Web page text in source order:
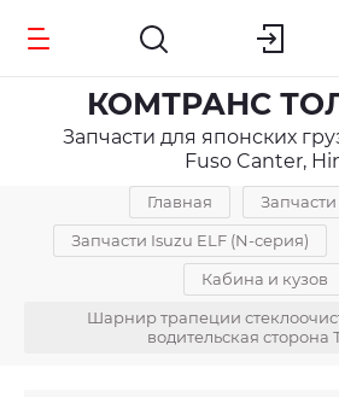
КОМТРАНС
Запчасти для японских
Fuso Canter,
Главная
Запчасти Isuzu ELF (N-серия)
Кабина и кузов
Шарнир трапеции
водительская сторона